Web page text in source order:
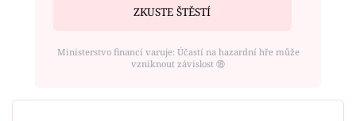
ZKUSTE ŠTĚSTÍ
Ministerstvo financí varuje: Účastí na hazardní hře může
vzniknout závislost ⑱